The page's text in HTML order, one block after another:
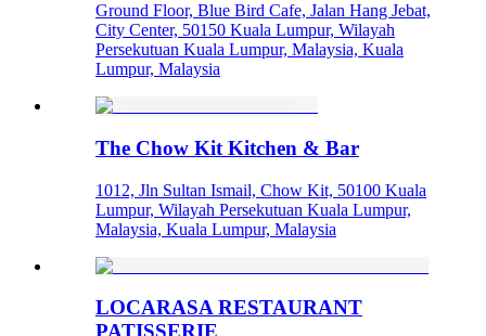
Ground Floor, Blue Bird Cafe, Jalan Hang Jebat,
City Center, 50150 Kuala Lumpur, Wilayah
Persekutuan Kuala Lumpur, Malaysia, Kuala
Lumpur, Malaysia
The Chow Kit Kitchen & Bar
1012, Jln Sultan Ismail, Chow Kit, 50100 Kuala
Lumpur, Wilayah Persekutuan Kuala Lumpur,
Malaysia, Kuala Lumpur, Malaysia
LOCARASA RESTAURANT